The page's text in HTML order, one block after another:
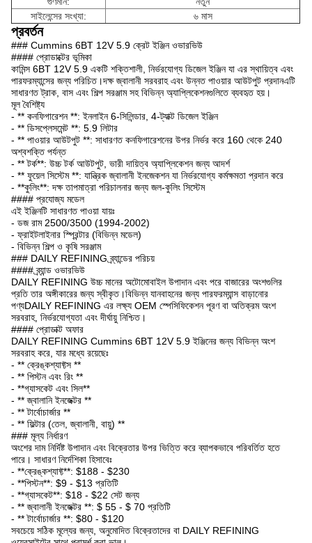
সাইলেন্সের সংখ্যা:
৬ মাস
প্রবর্তন
### Cummins 6BT 12V 5.9 ক্রেট ইঞ্জিন ওভারভিউ
#### প্রোডাক্টের ভূমিকা
কামিন্স 6BT 12V 5.9 একটি শক্তিশালী, নির্ভরযোগ্য ডিজেল ইঞ্জিন যা এর স্থায়িত্ব এবং
পারফরম্যান্সের জন্য পরিচিত।দক্ষ জ্বালানী সরবরাহ এবং উন্নত পাওয়ার আউটপুট প্রদানএটি
সাধারণত ট্রাক, বাস এবং শিল্প সরঞ্জাম সহ বিভিন্ন অ্যাপ্লিকেশনগুলিতে ব্যবহৃত হয়।
মূল বৈশিষ্ট্য
- ** কনফিগারেশন **: ইনলাইন 6-সিলিন্ডার, 4-ট্যাক্ট ডিজেল ইঞ্জিন
- ** ডিসপ্লেসমেন্ট **: 5.9 লিটার
- ** পাওয়ার আউটপুট **: সাধারণত কনফিগারেশনের উপর নির্ভর করে 160 থেকে 240
অশ্বশক্তি পর্যন্ত
- ** টর্ক**: উচ্চ টর্ক আউটপুট, ভারী দায়িত্ব অ্যাপ্লিকেশন জন্য আদর্শ
- ** ফুয়েল সিস্টেম **: যান্ত্রিক জ্বালানী ইনজেকশন যা নির্ভরযোগ্য কর্মক্ষমতা প্রদান করে
- **কুলিং**: দক্ষ তাপমাত্রা পরিচালনার জন্য জল-কুলিং সিস্টেম
#### প্রযোজ্য মডেল
এই ইঞ্জিনটি সাধারণত পাওয়া যায়ঃ
- ডজ রাম 2500/3500 (1994-2002)
- ফ্রাইটলাইনার স্প্রিন্টার (বিভিন্ন মডেল)
- বিভিন্ন শিল্প ও কৃষি সরঞ্জাম
### DAILY REFINING ব্র্যান্ডের পরিচয়
#### ব্র্যান্ড ওভারভিউ
DAILY REFINING উচ্চ মানের অটোমোবাইল উপাদান এবং পরে বাজারের অংশগুলির
প্রতি তার অঙ্গীকারের জন্য স্বীকৃত।বিভিন্ন যানবাহনের জন্য পারফরম্যান্স বাড়ানোর
পণ্যDAILY REFINING এর লক্ষ্য OEM স্পেসিফিকেশন পূরণ বা অতিক্রম অংশ
সরবরাহ, নির্ভরযোগ্যতা এবং দীর্ঘায়ু নিশ্চিত।
#### প্রোডাক্ট অফার
DAILY REFINING Cummins 6BT 12V 5.9 ইঞ্জিনের জন্য বিভিন্ন অংশ
সরবরাহ করে, যার মধ্যে রয়েছেঃ
- ** ক্রেঙ্কশ্যাফ্টস **
- ** পিস্টন এবং রিং **
- **গ্যাসকেট এবং সিল**
- ** জ্বালানি ইনজেক্টর **
- ** টার্বোচার্জার **
- ** ফিল্টার (তেল, জ্বালানী, বায়ু) **
### মূল্য নির্ধারণ
অংশের দাম নির্দিষ্ট উপাদান এবং বিক্রেতার উপর ভিত্তি করে ব্যাপকভাবে পরিবর্তিত হতে
পারে। সাধারণ নির্দেশিকা হিসাবেঃ
- **ক্রেঙ্কশ্যাফ্ট**: $188 - $230
- **পিস্টন**: $9 - $13 প্রতিটি
- **গ্যাসকেট**: $18 - $22 সেট জন্য
- ** জ্বালানী ইনজেক্টর **: $ 55 - $ 70 প্রতিটি
- ** টার্বোচার্জার **: $80 - $120
সবচেয়ে সঠিক মূল্যের জন্য, অনুমোদিত বিক্রেতাদের বা DAILY REFINING